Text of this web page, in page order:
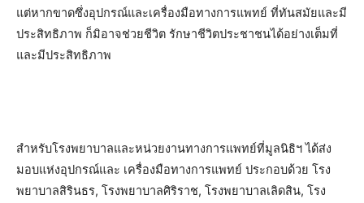
แต่หากขาดซึ่งอุปกรณ์และเครื่องมือทางการแพทย์ ที่ทันสมัยและมี
ประสิทธิภาพ ก็มิอาจช่วยชีวิต รักษาชีวิตประชาชนได้อย่างเต็มที่
และมีประสิทธิภาพ
สำหรับโรงพยาบาลและหน่วยงานทางการแพทย์ที่มูลนิธิฯ ได้ส่ง
มอบแห่งอุปกรณ์และ เครื่องมือทางการแพทย์ ประกอบด้วย โรง
พยาบาลสิรินธร, โรงพยาบาลศิริราช, โรงพยาบาลเลิดสิน, โรง